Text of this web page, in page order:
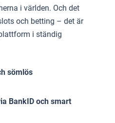
i världen. Och det
och betting – det är
i ständig
sömlös
BankID och smart